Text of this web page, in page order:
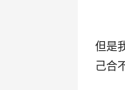
但是
己合